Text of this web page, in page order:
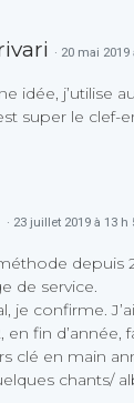
· 20 mai
idée, j’utilise
super le clef-
· 23 juillet 2019 à 13 h
depuis
de service.
je confirme.
en fin
clé en main
chants/